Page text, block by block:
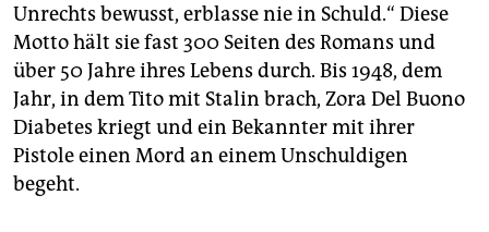
Unrechts bewusst, erblasse nie in Schuld.“ Diese
Motto hält sie fast 300 Seiten des Romans und
über 50 Jahre ihres Lebens durch. Bis 1948, dem
Jahr, in dem Tito mit Stalin brach, Zora Del Buono
Dia­betes kriegt und ein Bekannter mit ihrer
Pistole einen Mord an einem Unschuldigen
begeht.